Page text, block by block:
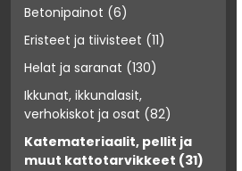
Betonipainot (6)
Eristeet ja tiivisteet (11)
Helat ja saranat (130)
Ikkunat, ikkunalasit,
verhokiskot ja osat (82)
Katemateriaalit, pellit ja
muut kattotarvikkeet (31)